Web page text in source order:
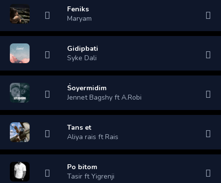
Feniks
Maryam
Gidipbati
Syke Dali
Soyermidim
Jennet Bagshy ft A.Robi
Tans et
Aliya rais ft Rais
Po bitom
Tasir ft Yigrenji